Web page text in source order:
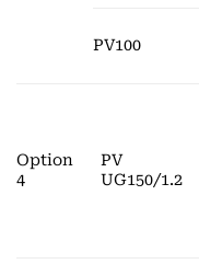
PV100
Option
4
PV
UG150/1.2